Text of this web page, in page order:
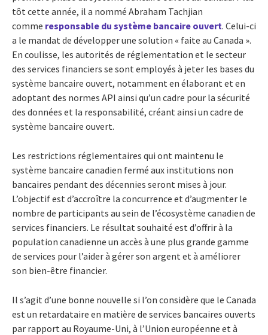
tôt cette année, il a nommé Abraham Tachjian
comme responsable du système bancaire ouvert. Celui-ci
a le mandat de développer une solution « faite au Canada ».
En coulisse, les autorités de réglementation et le secteur
des services financiers se sont employés à jeter les bases du
système bancaire ouvert, notamment en élaborant et en
adoptant des normes API ainsi qu’un cadre pour la sécurité
des données et la responsabilité, créant ainsi un cadre de
système bancaire ouvert.
Les restrictions réglementaires qui ont maintenu le
système bancaire canadien fermé aux institutions non
bancaires pendant des décennies seront mises à jour.
L’objectif est d’accroître la concurrence et d’augmenter le
nombre de participants au sein de l’écosystème canadien de
services financiers. Le résultat souhaité est d’offrir à la
population canadienne un accès à une plus grande gamme
de services pour l’aider à gérer son argent et à améliorer
son bien-être financier.
Il s’agit d’une bonne nouvelle si l’on considère que le Canada
est un retardataire en matière de services bancaires ouverts
par rapport au Royaume-Uni, à l’Union européenne et à